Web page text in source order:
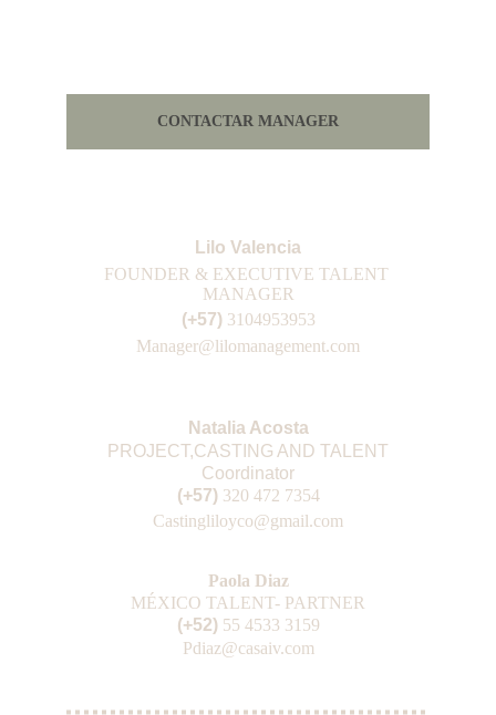
CONTACTAR MANAGER
Lilo Valencia
FOUNDER & EXECUTIVE TALENT
MANAGER
(+57) 3104953953
Manager@lilomanagement.com
Natalia Acosta
PROJECT,CASTING AND TALENT
Coordinator
(+57) 320 472 7354
Castingliloyco@gmail.com
Paola Diaz
MÉXICO TALENT- PARTNER
(+52) 55 4533 3159
Pdiaz@casaiv.com